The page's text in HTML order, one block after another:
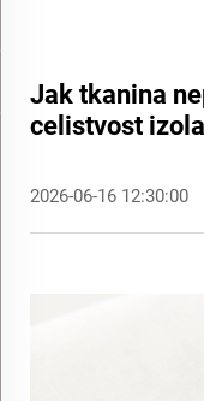
Jak tkanina
celistvost
2026-06-16 12:30:00